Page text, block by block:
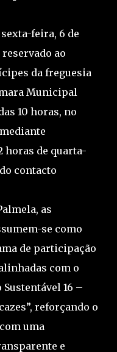
feira, 6 de
ao
da freguesia
Municipal
10 horas, no
horas de quarta-
contacto
as
se como
de participação
com o
16 –
reforçando o
uma
e